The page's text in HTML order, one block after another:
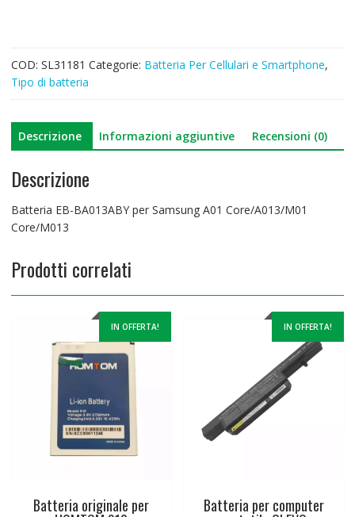
COD: SL31181 Categorie: Batteria Per Cellulari e Smartphone,
Tipo di batteria
Descrizione Informazioni aggiuntive Recensioni (0)
Descrizione
Batteria EB-BA013ABY per Samsung A01 Core/A013/M01
Core/M013
Prodotti correlati
IN OFFERTA!
Batteria originale per
IN OFFERTA!
Batteria per computer